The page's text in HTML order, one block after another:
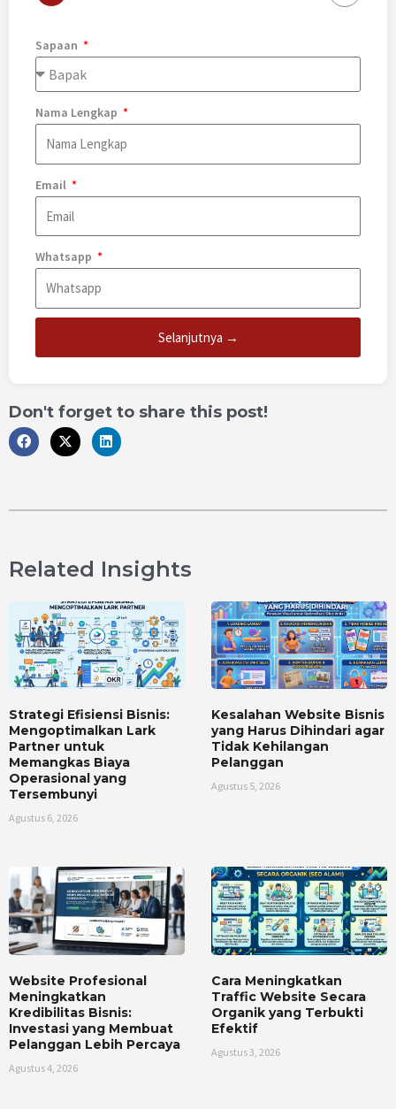
Sapaan
Nama Lengkap
Email
Whatsapp
Selanjutnya →
Don't forget to share this post!
Related Insights
Strategi Efisiensi Bisnis:
Mengoptimalkan Lark
Partner untuk
Memangkas Biaya
Operasional yang
Tersembunyi
Agustus 6, 2026
Kesalahan Website Bisnis
yang Harus Dihindari agar
Tidak Kehilangan
Pelanggan
Agustus 5, 2026
Website Profesional
Meningkatkan
Kredibilitas Bisnis:
Investasi yang Membuat
Pelanggan Lebih Percaya
Agustus 4, 2026
Cara Meningkatkan
Traffic Website Secara
Organik yang Terbukti
Efektif
Agustus 3, 2026